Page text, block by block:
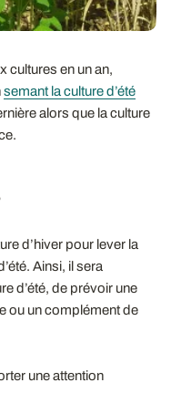
cultures en un an,
semant la culture d’été
alors que la culture
d’hiver pour lever la
Ainsi, il sera
d’été, de prévoir une
ou un complément de
une attention